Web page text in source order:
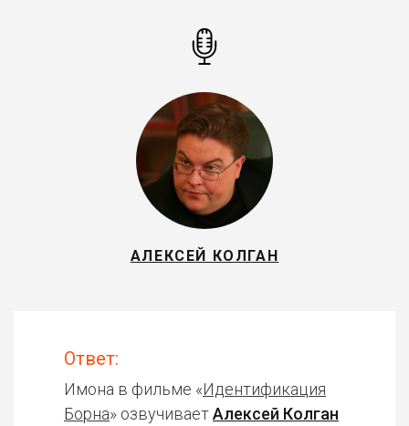
АЛЕКСЕЙ КОЛГАН
Ответ:
Имона в фильме «Идентификация
Борна» озвучиваетАлексей Колган